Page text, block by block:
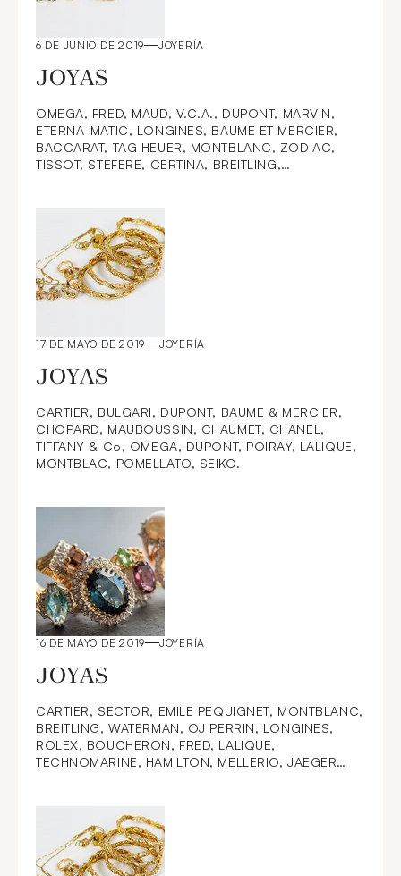
6 DE JUNIO DE 2019 JOYERÍA
JOYAS
OMEGA, FRED, MAUD, V.C.A., DUPONT, MARVIN,
ETERNA-MATIC, LONGINES, BAUME ET MERCIER,
BACCARAT, TAG HEUER, MONTBLANC, ZODIAC,
TISSOT, STEFERE, CERTINA, BREITLING,
17 DE MAYO DE 2019 JOYERÍA
JOYAS
CARTIER, BULGARI, DUPONT, BAUME & MERCIER,
CHOPARD, MAUBOUSSIN, CHAUMET, CHANEL,
TIFFANY & Co, OMEGA, DUPONT, POIRAY, LALIQUE,
MONTBLAC, POMELLATO, SEIKO.
16 DE MAYO DE 2019 JOYERÍA
JOYAS
CARTIER, SECTOR, EMILE PEQUIGNET, MONTBLANC,
BREITLING, WATERMAN, OJ PERRIN, LONGINES,
ROLEX, BOUCHERON, FRED, LALIQUE,
TECHNOMARINE, HAMILTON, MELLERIO, JAEGER
VAN, PIECES DE MONNAIE